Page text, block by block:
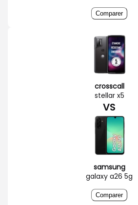
Comparer
crosscall
stellar x5
VS
samsung
galaxy a26 5g
Comparer